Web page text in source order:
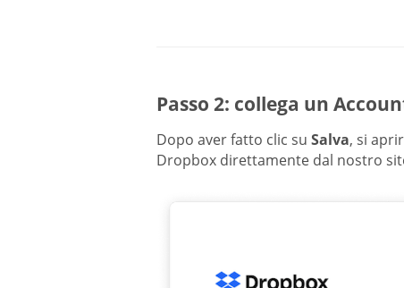
Passo 2: collega un
Dopo aver fatto clic su Salva, si
Dropbox direttamente dal nostro